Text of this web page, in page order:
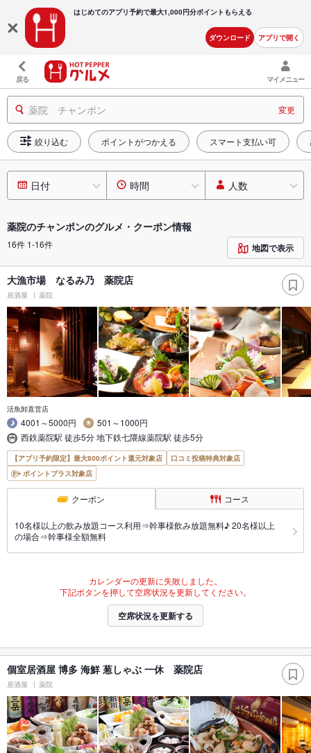
はじめてのアプリ予約で最大1,000円分ポイントもらえる
ダウンロード アプリで開く
戻る マイメニュー
薬院 チャンポン 変更
絞り込む ポイントがつかえる スマート支払い可
日付 時間 人数
薬院のチャンポンのグルメ・クーポン情報
16件 1-16件 地図で表示
大漁市場 なるみ乃 薬院店
居酒屋 薬院
活魚卸直営店
4001～5000円
501～1000円
西鉄薬院駅 徒歩5分 地下鉄七隈線薬院駅 徒歩5分
【アプリ予約限定】最大800ポイント還元対象店
口コミ投稿特典対象店
ポイントプラス対象店
クーポン コース
10名様以上の飲み放題コース利用⇒幹事様飲み放題無料♪ 20名様以上
の場合⇒幹事様全額無料
カレンダーの更新に失敗しました。
下記ボタンを押して空席状況を更新してください。
空席状況を更新する
個室居酒屋 博多 海鮮 葱しゃぶ 一休 薬院店
居酒屋 薬院